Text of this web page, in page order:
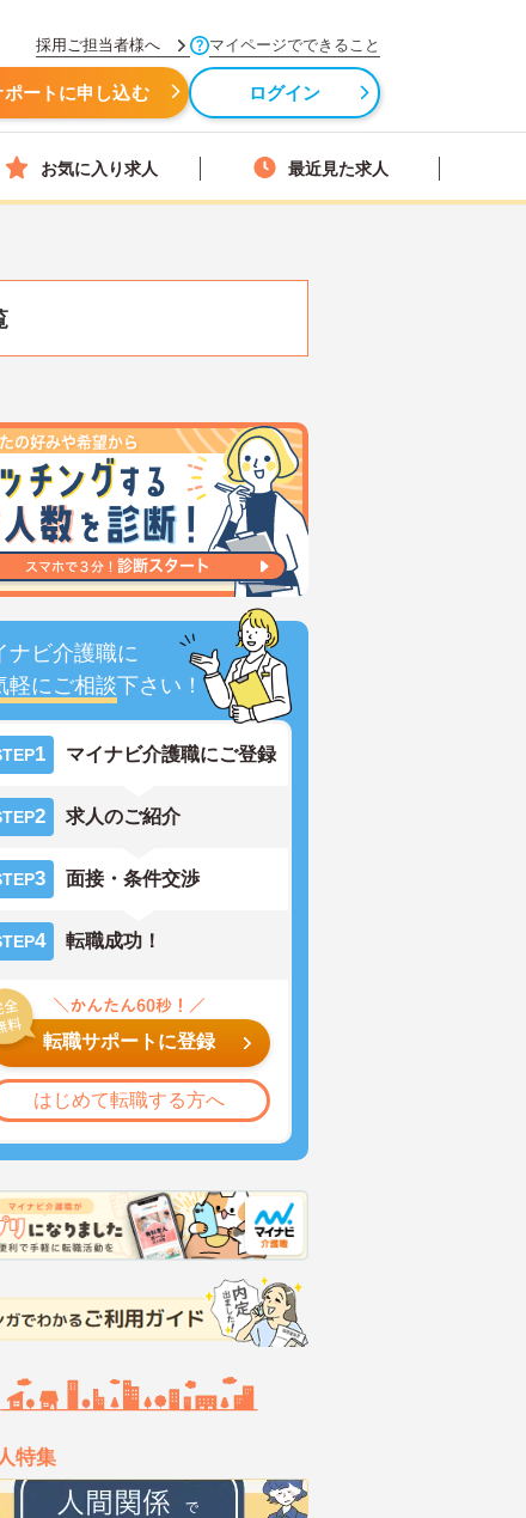
採用ご担当者様へ マイページでできること
ポートに申し込む ログイン
お気に入り求人 最近見た求人
ナビ介護職に
軽にご相談下さい！
1 マイナビ介護職にご登録
2 求人のご紹介
3 面接・条件交渉
4 転職成功！
転職サポートに登録
はじめて転職する方へ
特集